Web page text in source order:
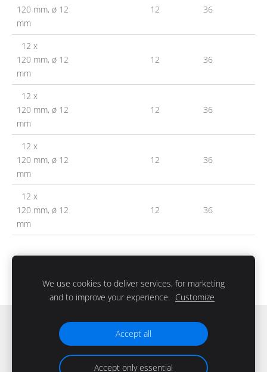
120 mm, ø 12
mm
12 36
12 x
120 mm, ø 12
mm
12 36
12 x
120 mm, ø 12
mm
12 36
12 x
120 mm, ø 12
mm
12 36
12 x
120 mm, ø 12
mm
12 36
Файлы cookie
We use cookies to deliver services, for marketing
and to improve your experience. Customize
Accept all
Accept only essential